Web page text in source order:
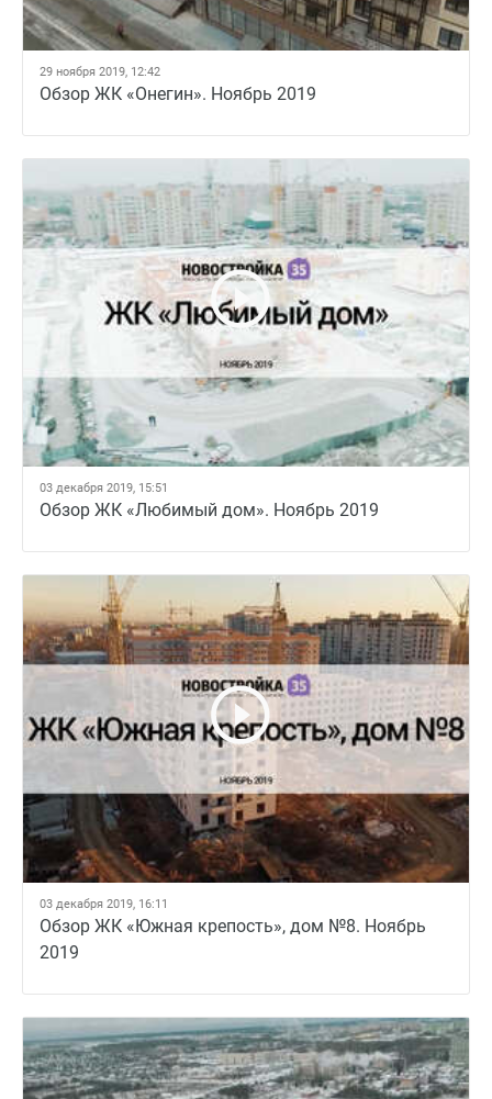
29 ноября 2019, 12:42
Обзор ЖК «Онегин». Ноябрь 2019
03 декабря 2019, 15:51
Обзор ЖК «Любимый дом». Ноябрь 2019
03 декабря 2019, 16:11
Обзор ЖК «Южная крепость», дом №8. Ноябрь
2019